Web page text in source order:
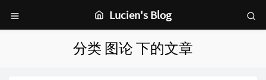
Lucien's Blog
分类 图论 下的文章